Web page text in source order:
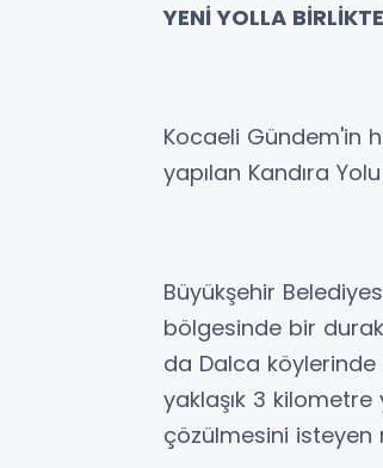
YENİ YOLLA
Kocaeli Gündem'in
yapılan Kandıra
Büyükşehir
bölgesinde bir durak
da Dalca köylerinde
yaklaşık 3
çözülmesini isteyen